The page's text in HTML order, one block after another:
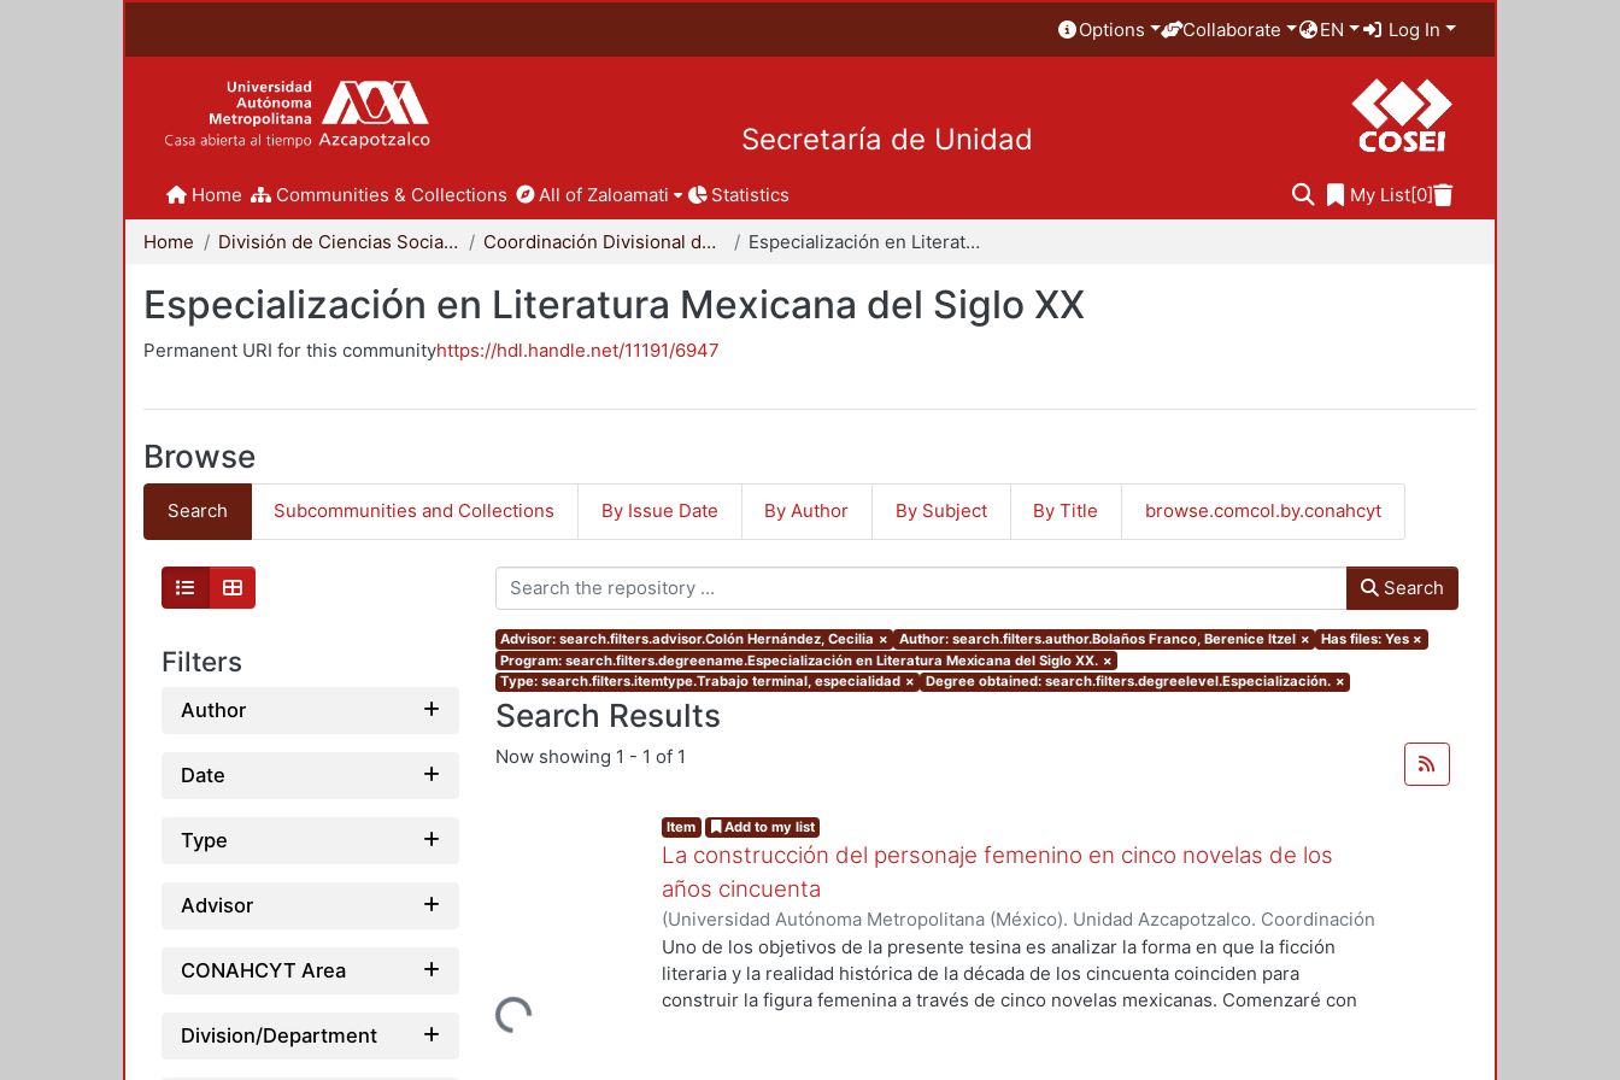
Options Collaborate EN Log In
Secretaría de Unidad
Home Communities & Collections All of Zaloamati Statistics My List[0]
Home División de Ciencias Sociales y Humanidades Coordinación Divisional de Posgrado Especialización en Literatura Mexicana del Siglo XX
Especialización en Literatura Mexicana del Siglo XX
Permanent URI for this communityhttps://hdl.handle.net/11191/6947
Browse
Search Subcommunities and Collections By Issue Date By Author By Subject By Title browse.comcol.by.conahcyt
Filters
Author
Date
Type
Advisor
CONAHCYT Area
Division/Department
Search
Advisor: search.filters.advisor.Colón Hernández, Cecilia × Author: search.filters.author.Bolaños Franco, Berenice Itzel × Has files: Yes ×
Program: search.filters.degreename.Especialización en Literatura Mexicana del Siglo XX. ×
Type: search.filters.itemtype.Trabajo terminal, especialidad × Degree obtained: search.filters.degreelevel.Especialización. ×
Search Results
Now showing 1 - 1 of 1
Loading...
Item Add to my list
La construcción del personaje femenino en cinco novelas de los
años cincuenta
(Universidad Autónoma Metropolitana (México). Unidad Azcapotzalco. Coordinación
de Servicios de Información.,2019) Bolaños Franco, Berenice Itzel
Uno de los objetivos de la presente tesina es analizar la forma en que la ficción
literaria y la realidad histórica de la década de los cincuenta coinciden para
construir la figura femenina a través de cinco novelas mexicanas. Comenzaré con